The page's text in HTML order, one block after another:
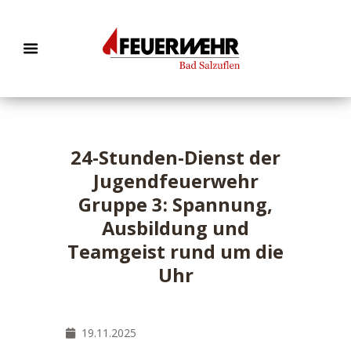
24-Stunden-Dienst der
Jugendfeuerwehr
Gruppe 3: Spannung,
Ausbildung und
Teamgeist rund um die
Uhr
19.11.2025